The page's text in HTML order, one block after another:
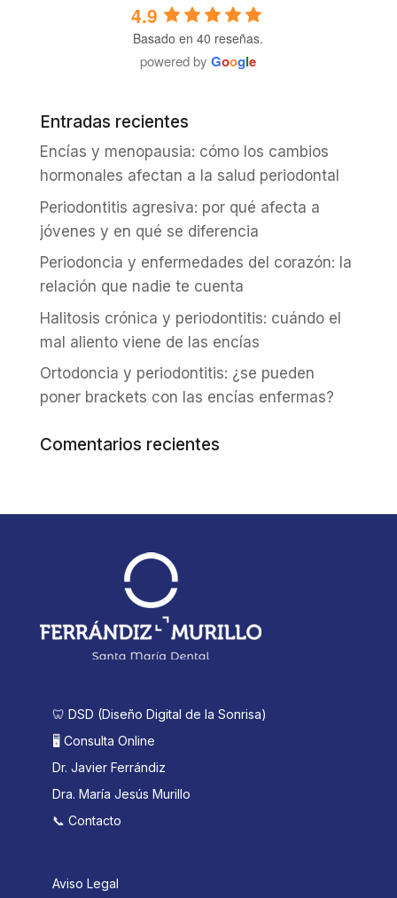
4.9
Basado en 40 reseñas.
powered byGoogle
Entradas recientes
Encías y menopausia: cómo los cambios
hormonales afectan a la salud periodontal
Periodontitis agresiva: por qué afecta a
jóvenes y en qué se diferencia
Periodoncia y enfermedades del corazón: la
relación que nadie te cuenta
Halitosis crónica y periodontitis: cuándo el
mal aliento viene de las encías
Ortodoncia y periodontitis: ¿se pueden
poner brackets con las encías enfermas?
Comentarios recientes
🦷 DSD (Diseño Digital de la Sonrisa)
🖥️ Consulta Online
Dr. Javier Ferrándiz
Dra. María Jesús Murillo
📞 Contacto
Aviso Legal